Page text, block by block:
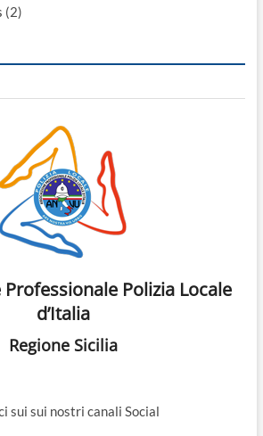
(2)
Polizia Locale
d’Italia
Regione Sicilia
sui sui nostri canali Social